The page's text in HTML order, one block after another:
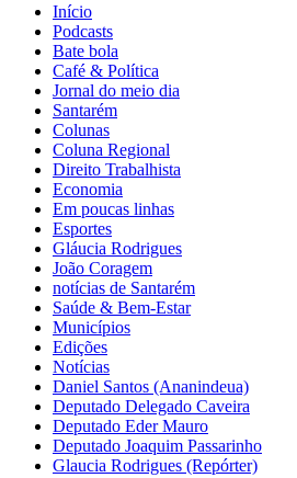
Início
Podcasts
Bate bola
Café & Política
Jornal do meio dia
Santarém
Colunas
Coluna Regional
Direito Trabalhista
Economia
Em poucas linhas
Esportes
Gláucia Rodrigues
João Coragem
notícias de Santarém
Saúde & Bem-Estar
Municípios
Edições
Notícias
Daniel Santos (Ananindeua)
Deputado Delegado Caveira
Deputado Eder Mauro
Deputado Joaquim Passarinho
Glaucia Rodrigues (Repórter)